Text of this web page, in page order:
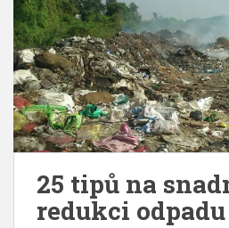
25 tipů na
redukci odpadu